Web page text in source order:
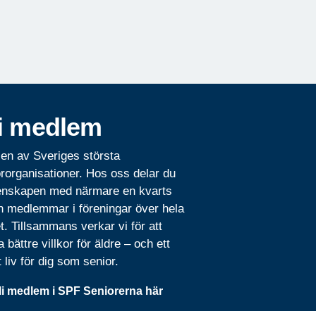
medlem
av Sveriges största
Hos oss delar du
med närmare en kvarts
medlemmar i föreningar över hela
Tillsammans verkar vi för att
bättre villkor för äldre – och ett
liv för dig som senior.
medlem i SPF Seniorerna här